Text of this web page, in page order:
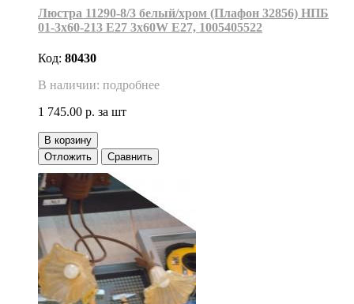
Люстра 11290-8/3 белый/хром (Плафон 32856) НПБ
01-3х60-213 Е27 3x60W Е27, 1005405522
Код: 80430
В наличии: подробнее
1 745.00 р. за шт
В корзину
Отложить
Сравнить